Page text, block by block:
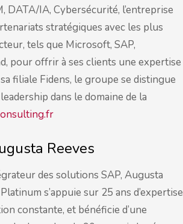
DATA/IA, Cybersécurité, l’entreprise
stratégiques avec les plus
tels que Microsoft, SAP,
pour offrir à ses clients une expertise
filiale Fidens, le groupe se distingue
dans le domaine de la
Reeves
des solutions SAP, Augusta
s’appuie sur 25 ans d’expertise
constante, et bénéficie d’une